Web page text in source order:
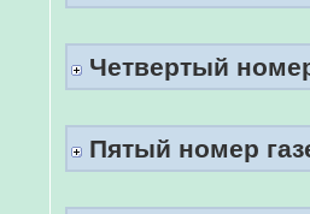
Четвертый
Пятый номер